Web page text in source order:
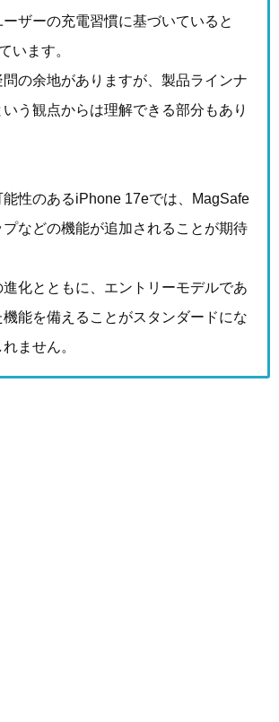
ザーの充電習慣に基づいていると
います。
の余地がありますが、製品ラインナ
う観点からは理解できる部分もあり
性のあるiPhone 17eでは、MagSafe
などの機能が追加されることが期待
化とともに、エントリーモデルであ
能を備えることがスタンダードにな
ません。